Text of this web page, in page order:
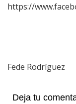
https://
Fede Rodríguez
Deja tu